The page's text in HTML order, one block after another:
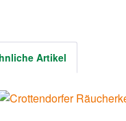
Artikel